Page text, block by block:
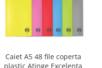
Caiet A5 48 file coperta
plastic Atinge Excelenta